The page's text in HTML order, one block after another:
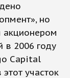
но
акционером
в 2006 году
Capital
участок